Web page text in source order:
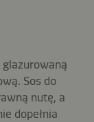
glazurowaną
Sos do
nutę, a
dopełnia